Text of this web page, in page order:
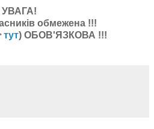
УВАГА!
обмежена !!!
тут) ОБОВ'ЯЗКОВА !!!